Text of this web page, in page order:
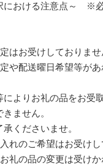
における注意点～ ※
はお受けしておりませ
や配送曜日希望等が
よりお礼の品をお受
ません。
くださいませ。
れのご希望はお受けし
礼の品の変更は受け